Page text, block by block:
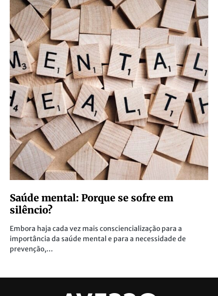
Saúde mental: Porque se sofre em
silêncio?
Embora haja cada vez mais consciencialização para a
importância da saúde mental e para a necessidade de
prevenção,…